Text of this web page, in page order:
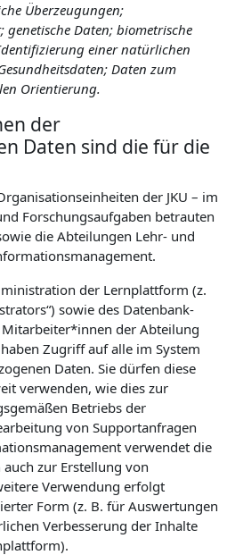
Überzeugungen;
genetische Daten; biometrische
einer natürlichen
Daten zum
Orientierung.
der
Daten sind die für die
der JKU – im
Forschungsaufgaben betrauten
die Abteilungen Lehr- und
der Lernplattform (z.
sowie des Datenbank-
der Abteilung
Zugriff auf alle im System
Daten. Sie dürfen diese
verwenden, wie dies zur
Betriebs der
von Supportanfragen
verwendet die
zur Erstellung von
Verwendung erfolgt
Form (z. B. für Auswertungen
Verbesserung der Inhalte